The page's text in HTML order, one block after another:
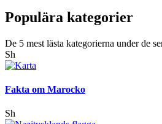
Populära kategorier
De 5 mest lästa kategorierna under de
Sh
Fakta om Marocko
Sh